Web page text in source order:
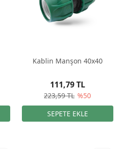
Kablin Manşon 40x40
223,59 TL %50
111,79 TL